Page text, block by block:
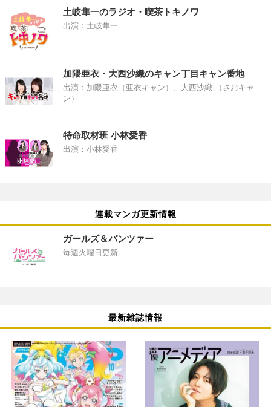
土岐隼一のラジオ・喫茶トキノワ
出演：土岐隼一
加隈亜衣・大西沙織のキャン丁目キャン番地
出演：加隈亜衣（亜衣キャン）、大西沙織 （さおキャ
ン）
特命取材班 小林愛香
出演：小林愛香
連載マンガ更新情報
ガールズ＆パンツァー
毎週火曜日更新
最新雑誌情報